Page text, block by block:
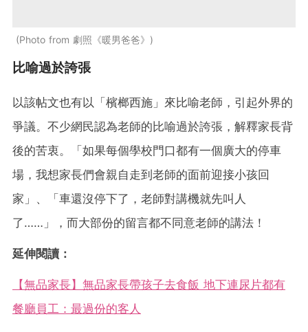
Photo from 劇照《暖男爸爸》
比喻過於誇張
以該帖文也有以「檳榔西施」來比喻老師，引起外界的
爭議。不少網民認為老師的比喻過於誇張，解釋家長背
後的苦衷。「如果每個學校門口都有一個廣大的停車
場，我想家長們會親自走到老師的面前迎接小孩回
家」、「車還沒停下了，老師對講機就先叫人
了……」，而大部份的留言都不同意老師的講法！
延伸閱讀：
【無品家長】無品家長帶孩子去食飯 地下連尿片都有
餐廳員工：最過份的客人